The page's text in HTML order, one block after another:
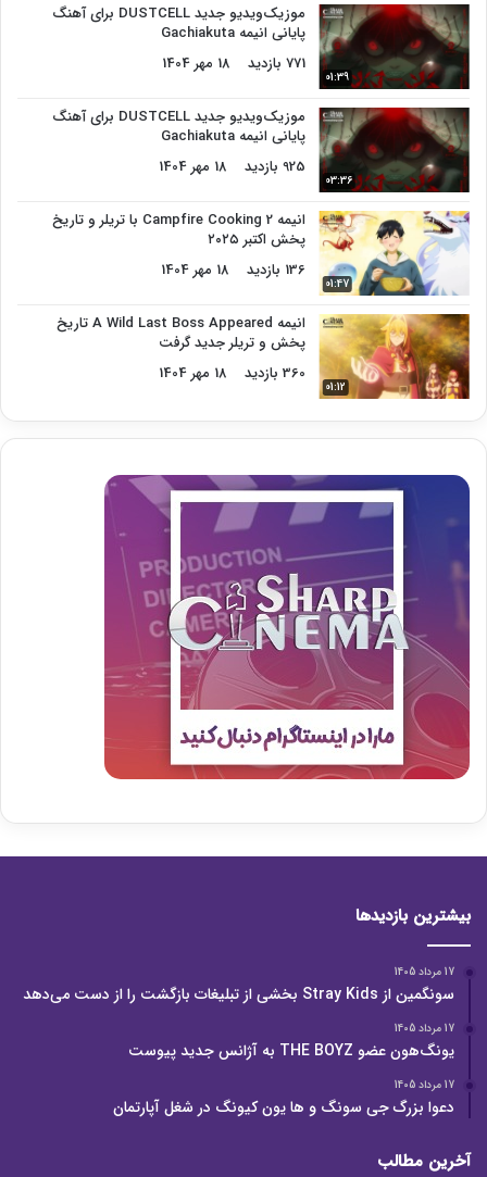
01:39
موزیک‌ویدیو جدید DUSTCELL برای آهنگ
پایانی انیمه Gachiakuta
771 بازدید
18 مهر 1404
03:36
موزیک‌ویدیو جدید DUSTCELL برای آهنگ
پایانی انیمه Gachiakuta
925 بازدید
18 مهر 1404
01:47
انیمه Campfire Cooking 2 با تریلر و تاریخ
پخش اکتبر ۲۰۲۵
136 بازدید
18 مهر 1404
01:12
انیمه A Wild Last Boss Appeared تاریخ
پخش و تریلر جدید گرفت
360 بازدید
18 مهر 1404
بیشترین بازدیدها
17 مرداد 1405
سونگمین از Stray Kids بخشی از تبلیغات بازگشت را از دست می‌دهد
17 مرداد 1405
یونگ‌هون عضو THE BOYZ به آژانس جدید پیوست
17 مرداد 1405
دعوا بزرگ جی سونگ و ها یون کیونگ در شغل آپارتمان
آخرین مطالب